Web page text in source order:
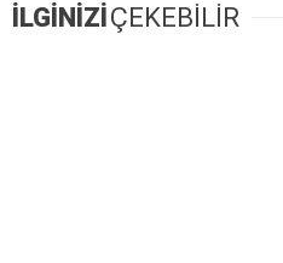
İLGİNİZİÇEKEBİLİR